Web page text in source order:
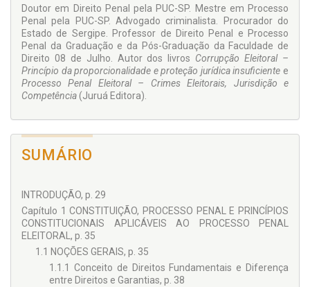
Doutor em Direito Penal pela PUC-SP. Mestre em Pro­cesso
Penal pela PUC-SP. Advogado criminalista. Procurador do
Estado de Sergipe. Professor de Direito Penal e Processo
Penal da Graduação e da Pós-Graduação da Faculdade de
Direito 08 de Julho. Autor dos livros Corrupção Eleitoral –
Princípio da propor­cionalidade e proteção ju­rídica insuficiente e
Processo Penal Eleitoral – Crimes Eleitorais, Jurisdição e
Competência(Juruá Editora).
SUMÁRIO
INTRODUÇÃO, p. 29
Capítulo 1 CONSTITUIÇÃO, PROCESSO PENAL E PRINCÍPIOS
CONSTITUCIONAIS APLICÁVEIS AO PROCESSO PENAL
ELEITORAL, p. 35
1.1 NOÇÕES GERAIS, p. 35
1.1.1 Conceito de Direitos Fundamentais e Diferença
entre Direitos e Garantias, p. 38